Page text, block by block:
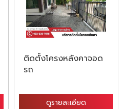
ติดตั้งโครงหลังคาจอด
รถ
ดูรายละเอียด